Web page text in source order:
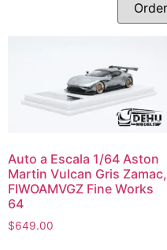
Auto a Escala 1/64 Aston
Martin Vulcan Gris Zamac,
FIWOAMVGZ Fine Works
64
$649.00